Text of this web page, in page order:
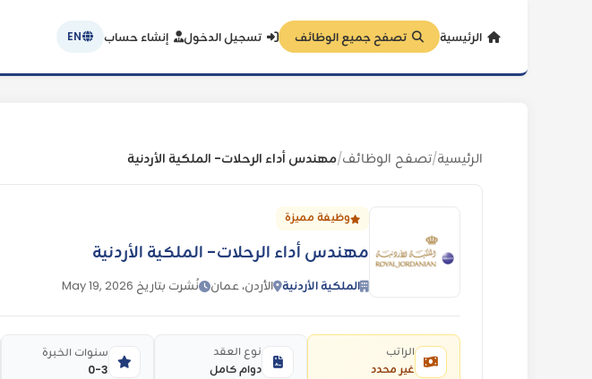
الرئيسية تصفح جميع الوظائف تسجيل الدخول إنشاء حساب EN
الرئيسية/تصفح الوظائف/مهندس أداء الرحلات- الملكية الأردنية
وظيفة مميزة
مهندس أداء الرحلات- الملكية الأردنية
الملكية الأردنية الأردن، عمان نُشرت بتاريخ May 19, 2026
غير محدد
الراتب
دوام كامل
نوع العقد
0-3
سنوات الخبرة